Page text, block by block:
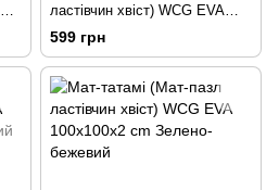
ластівчин хвіст) WCG EVA
100х100х2 cm чорно-зелений
599 грн